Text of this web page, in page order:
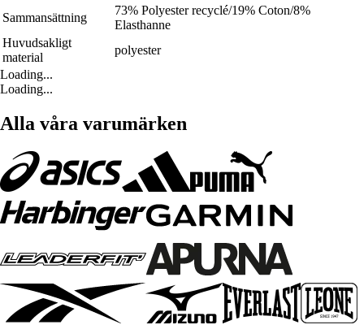
Sammansättning
73% Polyester recyclé/19% Coton/8%
Elasthanne
Huvudsakligt
material
polyester
Loading...
Loading...
Alla våra varumärken